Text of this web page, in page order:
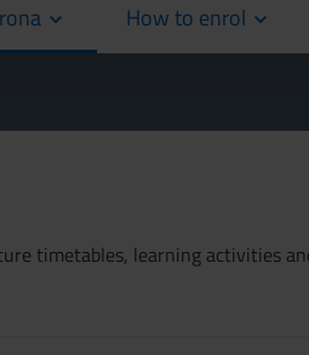
How to enrol
timetables, learning activities